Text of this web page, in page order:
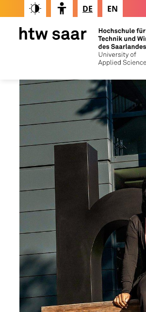
DE EN